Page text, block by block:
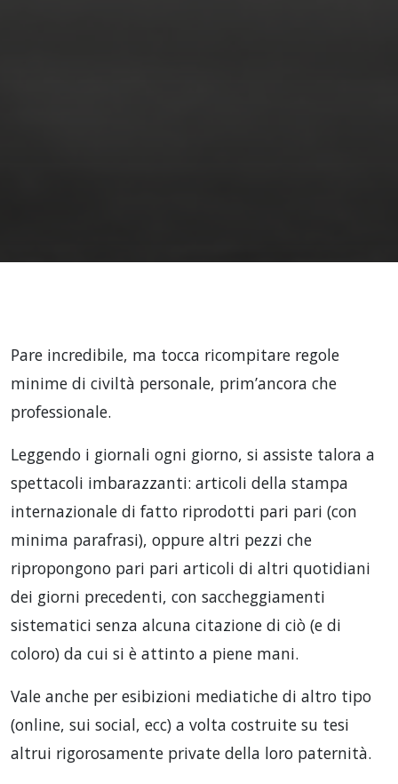
Pare incredibile, ma tocca ricompitare regole
minime di civiltà personale, prim’ancora che
professionale.
Leggendo i giornali ogni giorno, si assiste talora a
spettacoli imbarazzanti: articoli della stampa
internazionale di fatto riprodotti pari pari (con
minima parafrasi), oppure altri pezzi che
ripropongono pari pari articoli di altri quotidiani
dei giorni precedenti, con saccheggiamenti
sistematici senza alcuna citazione di ciò (e di
coloro) da cui si è attinto a piene mani.
Vale anche per esibizioni mediatiche di altro tipo
(online, sui social, ecc) a volta costruite su tesi
altrui rigorosamente private della loro paternità.